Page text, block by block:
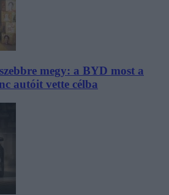
megy: a BYD most a
autóit vette célba